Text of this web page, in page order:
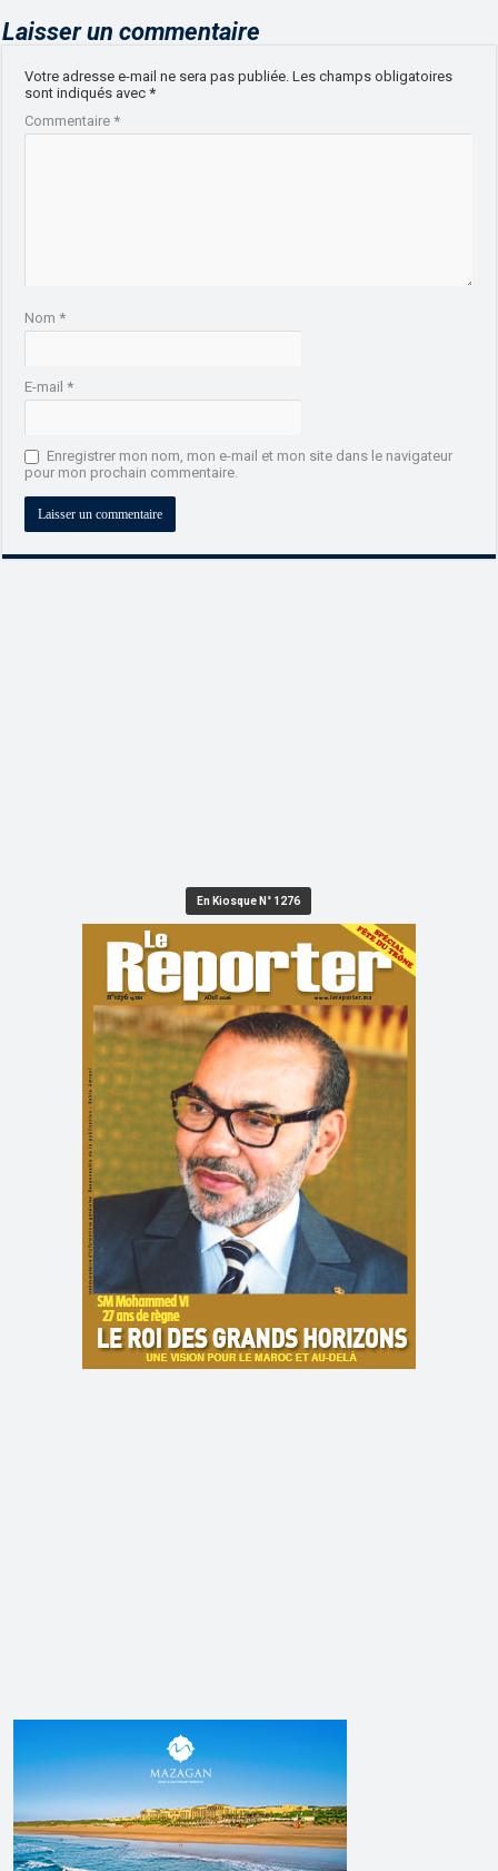
Laisser un commentaire
Votre adresse e-mail ne sera pas publiée. Les champs obligatoires
sont indiqués avec*
Commentaire*
Nom*
E-mail*
Enregistrer mon nom, mon e-mail et mon site dans le navigateur
pour mon prochain commentaire.
En Kiosque N° 1276